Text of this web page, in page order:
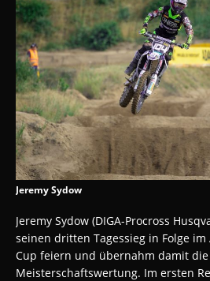
Jeremy Sydow
Jeremy Sydow (DIGA-Procross
seinen dritten Tagessieg in Folge im
Cup feiern und übernahm damit
Meisterschaftswertung. Im ersten